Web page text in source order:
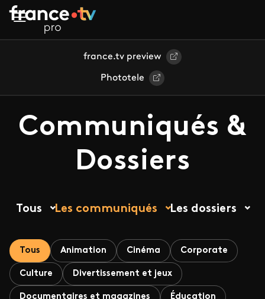
Aller au contenu principal
france.tv preview
Phototele
Communiqués &
Dossiers
Tous Les communiqués Les dossiers
Tous Animation Cinéma Corporate
Culture Divertissement et jeux
Documentaires et magazines Éducation